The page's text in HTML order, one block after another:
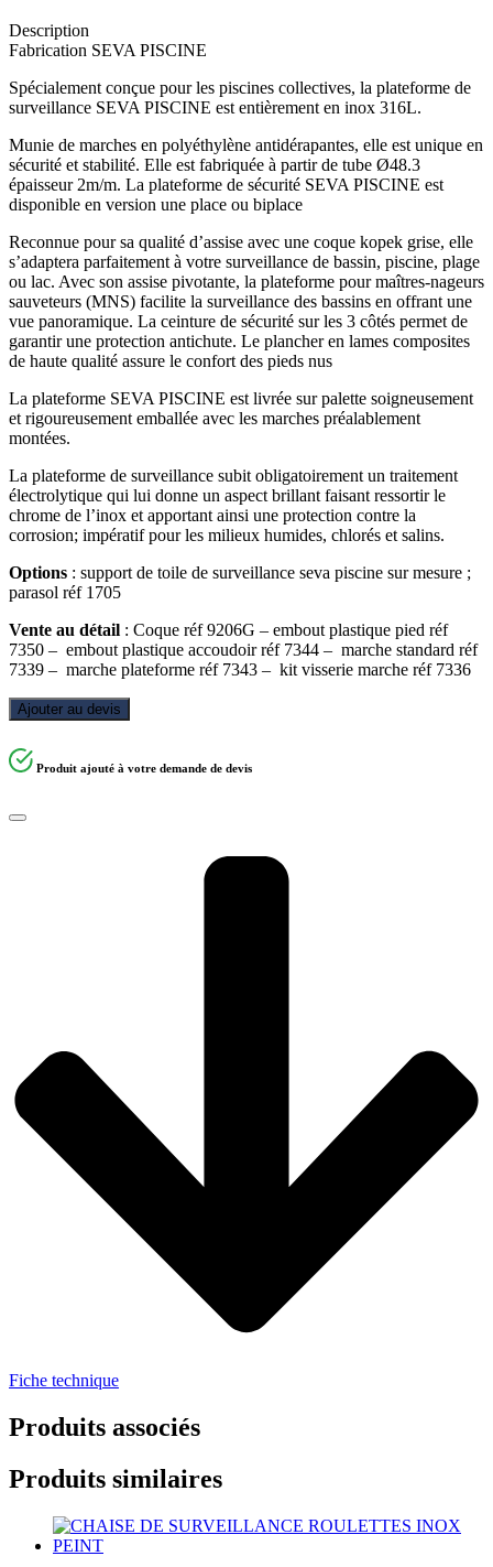
Description
Fabrication SEVA PISCINE
Spécialement conçue pour les piscines collectives, la plateforme de
surveillance SEVA PISCINE est entièrement en inox 316L.
Munie de marches en polyéthylène antidérapantes, elle est unique en
sécurité et stabilité. Elle est fabriquée à partir de tube Ø48.3
épaisseur 2m/m. La plateforme de sécurité SEVA PISCINE est
disponible en version une place ou biplace
Reconnue pour sa qualité d’assise avec une coque kopek grise, elle
s’adaptera parfaitement à votre surveillance de bassin, piscine, plage
ou lac. Avec son assise pivotante, la plateforme pour maîtres-nageurs
sauveteurs (MNS) facilite la surveillance des bassins en offrant une
vue panoramique. La ceinture de sécurité sur les 3 côtés permet de
garantir une protection antichute. Le plancher en lames composites
de haute qualité assure le confort des pieds nus
La plateforme SEVA PISCINE est livrée sur palette soigneusement
et rigoureusement emballée avec les marches préalablement
montées.
La plateforme de surveillance subit obligatoirement un traitement
électrolytique qui lui donne un aspect brillant faisant ressortir le
chrome de l’inox et apportant ainsi une protection contre la
corrosion; impératif pour les milieux humides, chlorés et salins.
Options : support de toile de surveillance seva piscine sur mesure ;
parasol réf 1705
Vente au détail : Coque réf 9206G – embout plastique pied réf
7350 – embout plastique accoudoir réf 7344 – marche standard réf
7339 – marche plateforme réf 7343 – kit visserie marche réf 7336
Ajouter au devis
Produit ajouté à votre demande de devis
Fiche technique
Produits associés
Produits similaires